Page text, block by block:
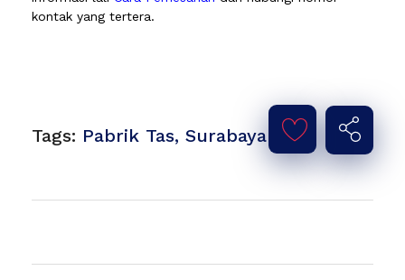
kontak yang tertera.
Tags: Pabrik Tas, Surabaya